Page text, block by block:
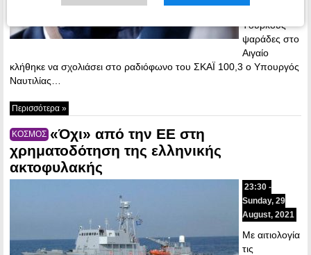
Tούρκους
ψαράδες στο
Αιγαίο
κλήθηκε να σχολιάσει στο ραδιόφωνο του ΣΚΑΪ 100,3 ο Υπουργός
Ναυτιλίας…
Περισσότερα »
ΚΟΣΜΟΣ «Όχι» από την ΕΕ στη
χρηματοδότηση της ελληνικής
ακτοφυλακής
23:30 -
Sunday, 29
August, 2021
Με αιτιολογία
τις